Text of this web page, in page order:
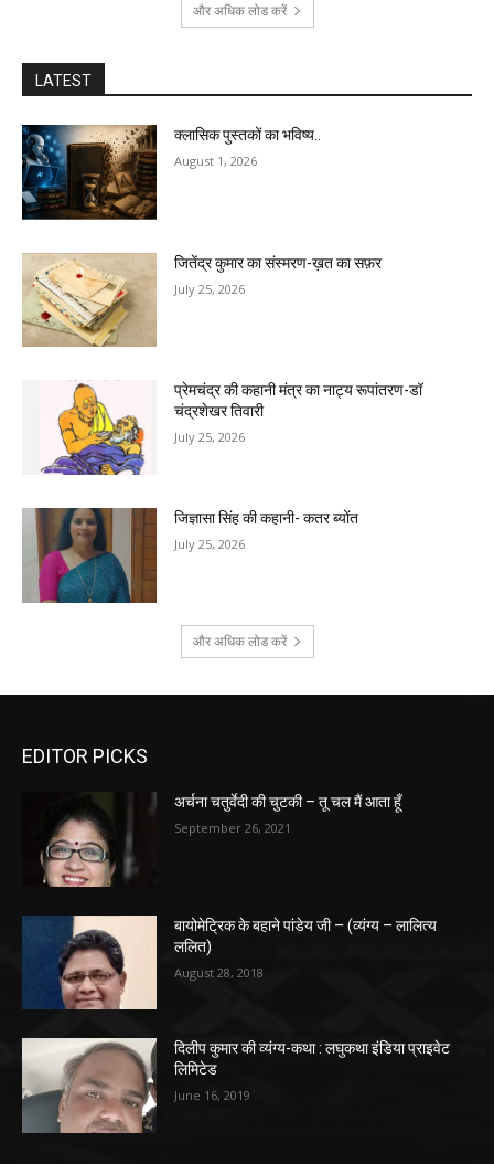
और अधिक लोड करें
LATEST
क्लासिक पुस्तकों का भविष्य..
August 1, 2026
जितेंद्र कुमार का संस्मरण-ख़त का सफ़र
July 25, 2026
प्रेमचंद्र की कहानी मंत्र का नाट्य रूपांतरण-डॉ
चंद्रशेखर तिवारी
July 25, 2026
जिज्ञासा सिंह की कहानी- कतर ब्योंत
July 25, 2026
और अधिक लोड करें
EDITOR PICKS
अर्चना चतुर्वेदी की चुटकी – तू चल मैं आता हूँ
September 26, 2021
बायोमेट्रिक के बहाने पांडेय जी – (व्यंग्य – लालित्य
ललित)
August 28, 2018
दिलीप कुमार की व्यंग्य-कथा : लघुकथा इंडिया प्राइवेट
लिमिटेड
June 16, 2019